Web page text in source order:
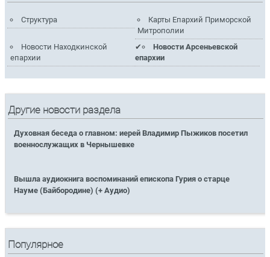
Структура
Карты Епархий Приморской
Митрополии
Новости Находкинской
епархии
Новости Арсеньевской
епархии
Другие новости раздела
Духовная беседа о главном: иерей Владимир Пыжиков посетил
военнослужащих в Чернышевке
Вышла аудиокнига воспоминаний епископа Гурия о старце
Науме (Байбородине) (+ Аудио)
Популярное